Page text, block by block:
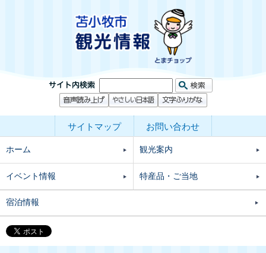
サイトマップ お問い合わせ
ホーム 観光案内
イベント情報 特産品・ご当地
宿泊情報